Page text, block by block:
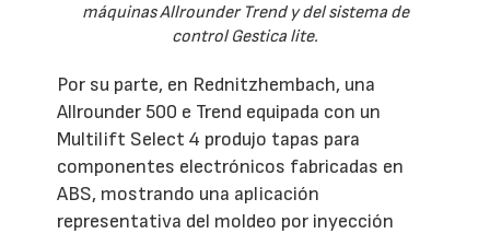
máquinas Allrounder Trend y del sistema de
control Gestica lite.
Por su parte, en Rednitzhembach, una
Allrounder 500 e Trend equipada con un
Multilift Select 4 produjo tapas para
componentes electrónicos fabricadas en
ABS, mostrando una aplicación
representativa del moldeo por inyección